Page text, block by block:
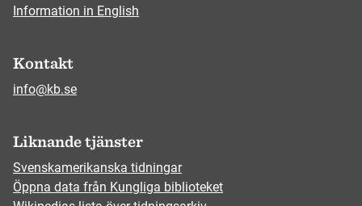
Information in English
Kontakt
info@kb.se
Liknande tjänster
Svenskamerikanska tidningar
Öppna data från Kungliga biblioteket